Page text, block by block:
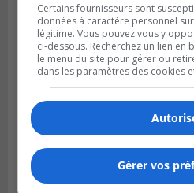
Le Marché saisonnier
sa troisième édition
Certains fournisseurs sont
données à caractère personnel
légitime. Vous pouvez vous y
ci-dessous. Recherchez un lien en
le menu du site pour gérer ou
dans les paramètres des cookies
Gérer vos